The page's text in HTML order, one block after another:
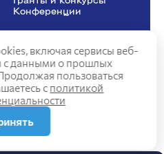
Конференции
организации
сайта
2025
включая сервисы веб-
с данными о прошлых
пользоваться
с политикой